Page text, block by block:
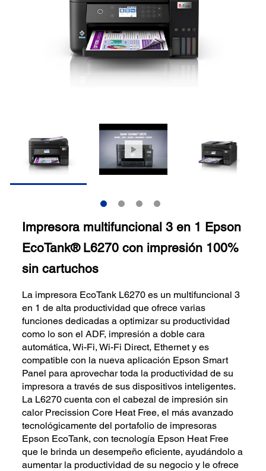
Impresora multifuncional 3 en 1 Epson
EcoTank® L6270 con impresión 100%
sin cartuchos
La impresora EcoTank L6270 es un multifuncional 3
en 1 de alta productividad que ofrece varias
funciones dedicadas a optimizar su productividad
como lo son el ADF, impresión a doble cara
automática, Wi-Fi, Wi-Fi Direct, Ethernet y es
compatible con la nueva aplicación Epson Smart
Panel para aprovechar toda la productividad de su
impresora a través de sus dispositivos inteligentes.
La L6270 cuenta con el cabezal de impresión sin
calor Precission Core Heat Free, el más avanzado
tecnológicamente del portafolio de impresoras
Epson EcoTank, con tecnología Epson Heat Free
que le brinda un desempeño eficiente, ayudándolo a
aumentar la productividad de su negocio y le ofrece